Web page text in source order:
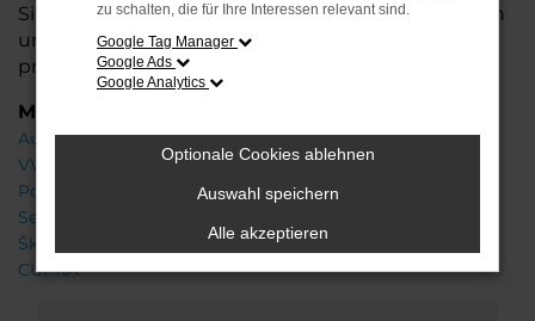
Sie sich von unseren Experten beraten – wir freuen
uns, Ihnen den perfekten Neuwagen zu
präsentieren!
Marken
Audi
VW
Porsche
Seat
Škoda
CUPRA
zu schalten, die für Ihre Interessen relevant sind.
Google Tag Manager
Google Ads
Google Analytics
Optionale Cookies ablehnen
Auswahl speichern
Alle akzeptieren